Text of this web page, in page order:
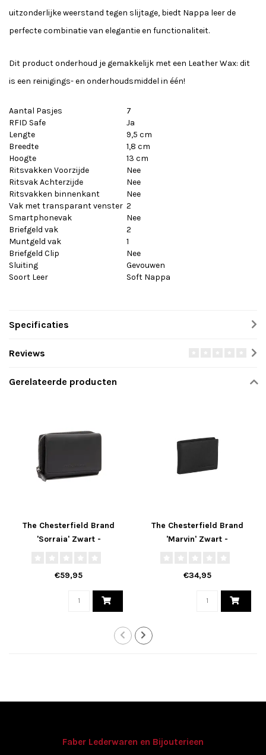
uitzonderlijke weerstand tegen slijtage, biedt Nappa leer de
perfecte combinatie van elegantie en functionaliteit.
Dit product onderhoud je gemakkelijk met een Leather Wax: dit
is een reinigings- en onderhoudsmiddel in één!
Aantal Pasjes
7
RFID Safe
Ja
Lengte
9,5 cm
Breedte
1,8 cm
Hoogte
13 cm
Ritsvakken Voorzijde
Nee
Ritsvak Achterzijde
Nee
Ritsvakken binnenkant
Nee
Vak met transparant venster 2
Smartphonevak
Nee
Briefgeld vak
2
Muntgeld vak
1
Briefgeld Clip
Nee
Sluiting
Gevouwen
Soort Leer
Soft Nappa
Specificaties
Reviews
Gerelateerde producten
The Chesterfield Brand
'Sorraia' Zwart -
€59,95
The Chesterfield Brand
'Marvin' Zwart -
€34,95
Faber Lederwaren en Bijouterieen